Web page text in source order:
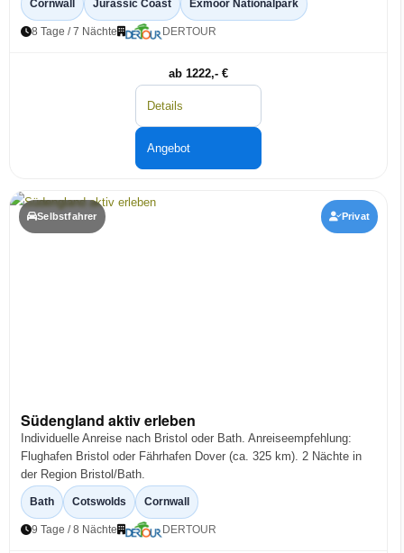
Cornwall Jurassic Coast Exmoor Nationalpark
8 Tage / 7 Nächte DERTOUR
ab 1222,- €
Details
Angebot
Selbstfahrer Privat
Südengland aktiv erleben
Individuelle Anreise nach Bristol oder Bath. Anreiseempfehlung:
Flughafen Bristol oder Fährhafen Dover (ca. 325 km). 2 Nächte in
der Region Bristol/Bath.
Bath Cotswolds Cornwall
9 Tage / 8 Nächte DERTOUR